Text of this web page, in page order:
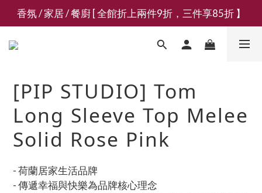
新會員募集現領抵用千元購物金
香氛 / 家居 / 餐廚 [ 全館折上兩件9折，三件享85折 】
新會員募集現領抵用千元購物金
[PIP STUDIO] Tom
Long Sleeve Top Melee
Solid Rose Pink
- 荷蘭居家生活品牌
- 傳遞幸福與快樂為品牌核心理念